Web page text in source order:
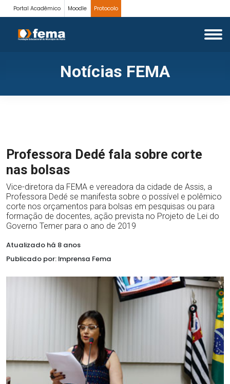
Portal Acadêmico Moodle Protocolo
Notícias FEMA
Professora Dedé fala sobre corte
nas bolsas
Vice-diretora da FEMA e vereadora da cidade de Assis, a
Professora Dedé se manifesta sobre o possível e polêmico
corte nos orçamentos para bolsas em pesquisas ou para
formação de docentes, ação prevista no Projeto de Lei do
Governo Temer para o ano de 2019
Atualizado há 8 anos
Publicado por: Imprensa Fema